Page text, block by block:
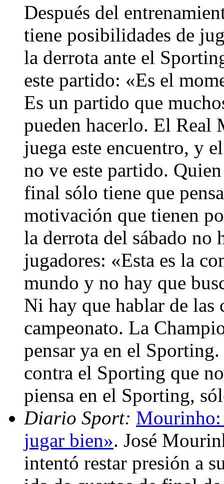
Después del
tiene posibilidades de
la derrota ante el
este partido: «Es el
Es un partido que
pueden hacerlo. El Real
juega este encuentro, y
no ve este partido.
final sólo tiene que
motivación que tienen
la derrota del sábado no
jugadores: «Esta es la
mundo y no hay que
Ni hay que hablar de las
campeonato. La
pensar ya en el
contra el Sporting que
piensa en el Sporting,
Diario Sport: Mourinho:
jugar bien». José
intentó restar presión a